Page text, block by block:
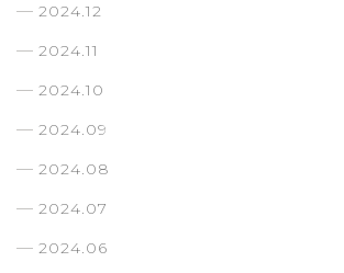
2024.12
2024.11
2024.10
2024.09
2024.08
2024.07
2024.06